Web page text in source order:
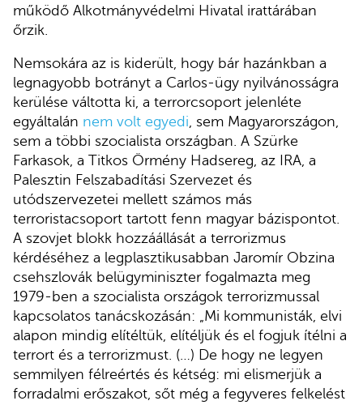
működő Alkotmányvédelmi Hivatal irattárában
őrzik.
Nemsokára az is kiderült, hogy bár hazánkban a
legnagyobb botrányt a Carlos-ügy nyilvánosságra
kerülése váltotta ki, a terrorcsoport jelenléte
egyáltalán nem volt egyedi, sem Magyarországon,
sem a többi szocialista országban. A Szürke
Farkasok, a Titkos Örmény Hadsereg, az IRA, a
Palesztin Felszabadítási Szervezet és
utódszervezetei mellett számos más
terroristacsoport tartott fenn magyar bázispontot.
A szovjet blokk hozzáállását a terrorizmus
kérdéséhez a legplasztikusabban Jaromír Obzina
csehszlovák belügyminiszter fogalmazta meg
1979-ben a szocialista országok terrorizmussal
kapcsolatos tanácskozásán: „Mi kommunisták, elvi
alapon mindig elítéltük, elítéljük és el fogjuk ítélni a
terrort és a terrorizmust. (…) De hogy ne legyen
semmilyen félreértés és kétség: mi elismerjük a
forradalmi erőszakot, sőt még a fegyveres felkelést